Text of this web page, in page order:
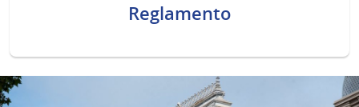
Reglamento